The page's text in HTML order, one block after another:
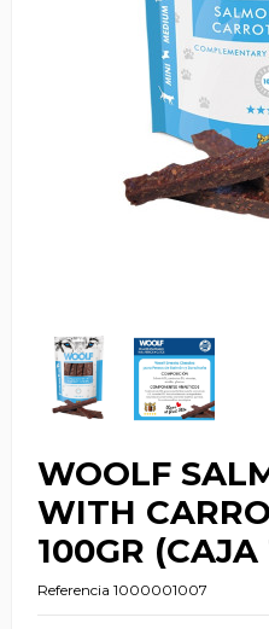
WOOLF
WITH
100GR (CAJA
Referencia 1000001007